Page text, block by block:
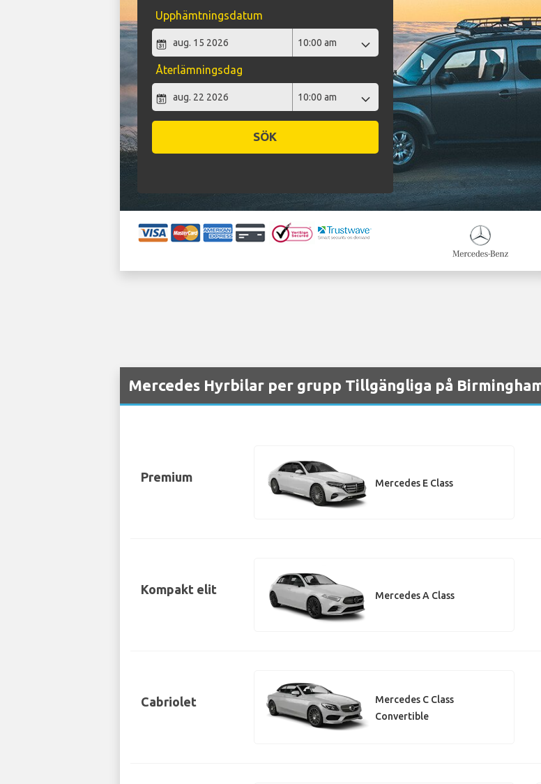
Upphämtningsdatum
Återlämningsdag
SÖK
Mercedes Hyrbilar per grupp Tillgängliga på
Premium Mercedes E Class
Kompakt elit Mercedes A Class
Cabriolet
Mercedes C Class
Convertible